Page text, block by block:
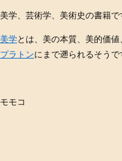
美学、芸術学、美術史の書籍で
美学とは、美の本質、美的価
プラトンにまで遡られるそうで
モモコ